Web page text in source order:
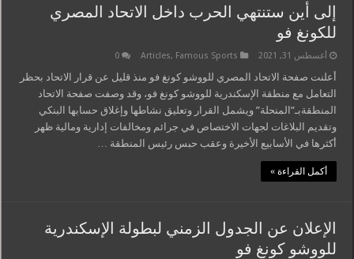
إلى أين ستنتهي الحرب داخل الاتحاد المصري
للكونغ فو
أغسطس 31, 2021 Articles, Famous Sports
0
أعلنت صفحة الاتحاد المصري للووشو كونغ فو منذ قليل عن قرار الاتحاد بحظر
التعامل مع منطقة الإسكندرية للووشو كونغ فو، وقد وصفت صفحة الاتحاد
المنطقةبـ”المنحلة” ويشمل القرار وتعليق نشاطها وإغلاق حسابها البنكي
وتقديم البلاغات لجهات الاختصاص في جرائم ومخالفات إدارية ومالية ظهر
أكثرها في الأسابيع الأخيرة وعقب حبس رئيس المنطقة …
أكمل القراءة »
الإعلان عن الجدول الزمني لبطولة الإسكندرية
للووشو كونغ فو